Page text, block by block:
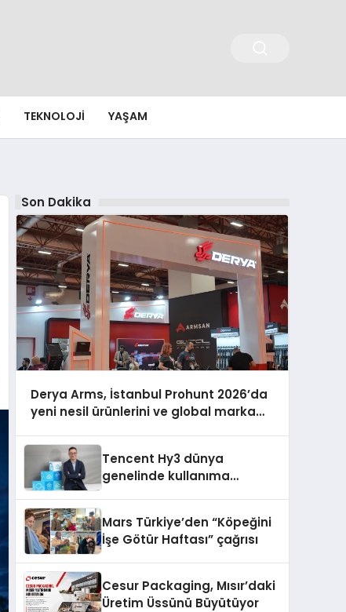
TEKNOLOJI YAŞAM
Son Dakika
Derya Arms, İstanbul Prohunt 2026’da
yeni nesil ürünlerini ve global marka
Tencent Hy3 dünya
genelinde kullanıma
Mars Türkiye’den “Köpeğini
İşe Götür Haftası” çağrısı
Cesur Packaging, Mısır’daki
Üretim Üssünü Büyütüyor